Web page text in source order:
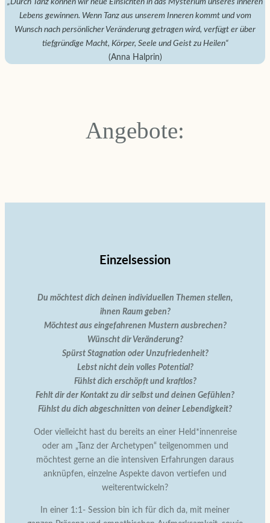
Lebens gewinnen. Wenn Tanz aus unserem Inneren kommt und vom
Wunsch nach persönlicher Veränderung getragen wird, verfügt er über
tiefgründige Macht, Körper, Seele und Geist zu Heilen“
(Anna Halprin)
Angebote:
Einzelsession
Du möchtest dich deinen individuellen Themen stellen,
ihnen Raum geben?
Möchtest aus eingefahrenen Mustern ausbrechen?
Wünscht dir Veränderung?
Spürst Stagnation oder Unzufriedenheit?
Lebst nicht dein volles Potential?
Fühlst dich erschöpft und kraftlos?
Fehlt dir der Kontakt zu dir selbst und deinen Gefühlen?
Fühlst du dich abgeschnitten von deiner Lebendigkeit?
Oder vielleicht hast du bereits an einer Held*innenreise
oder am „Tanz der Archetypen“ teilgenommen und
möchtest gerne an die intensiven Erfahrungen daraus
anknüpfen, einzelne Aspekte davon vertiefen und
weiterentwickeln?
In einer 1:1- Session bin ich für dich da, mit meiner